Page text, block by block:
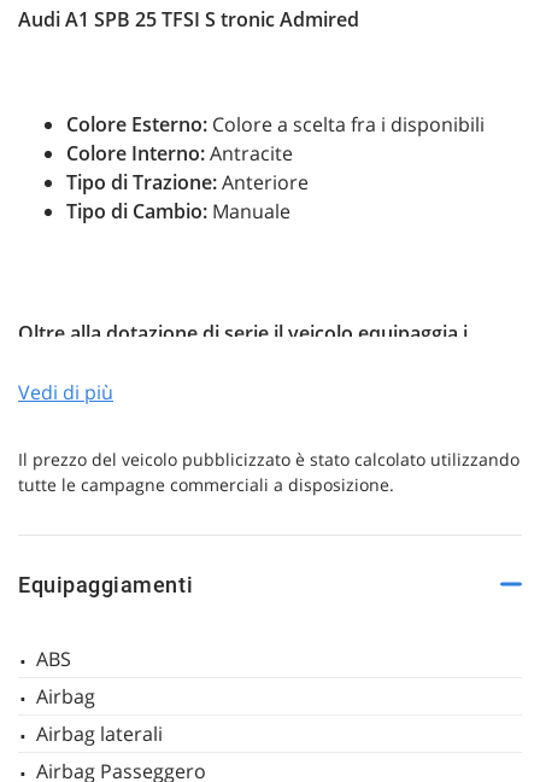
Audi A1 SPB 25 TFSI S tronic Admired
Colore Esterno: Colore a scelta fra i disponibili
Colore Interno:Antracite
Tipo di Trazione:Anteriore
Tipo di Cambio: Manuale
Oltre alla dotazione di serie il veicolo equipaggia i
Giubbotto di protezione ad alta visibilità
Kit cavi adattatore USB tipo C (Apple lightning e
Pacchetto vano bagagli
Ruota di scorta minispare
Tetto in colore di contrasto
Vedi di più
Il prezzo del veicolo pubblicizzato è stato calcolato utilizzando
tutte le campagne commerciali a disposizione.
Equipaggiamenti
ABS
Airbag
Airbag laterali
Airbag Passeggero
modificare
qualsiasi
momento.
Cookie necessari
Cookie per il miglioramento dell'esperienza utente
Leggi
la
cookie
policy